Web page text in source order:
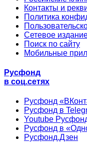
Контакты и
Политика
Сетевое
Поиск по сайту
Мобильные
Русфонд
в соц.сетях
Русфонд
Русфонд в
Youtube
Русфонд в
Русфонд.Дзен